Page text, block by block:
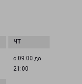
с 09:00 до
21:00